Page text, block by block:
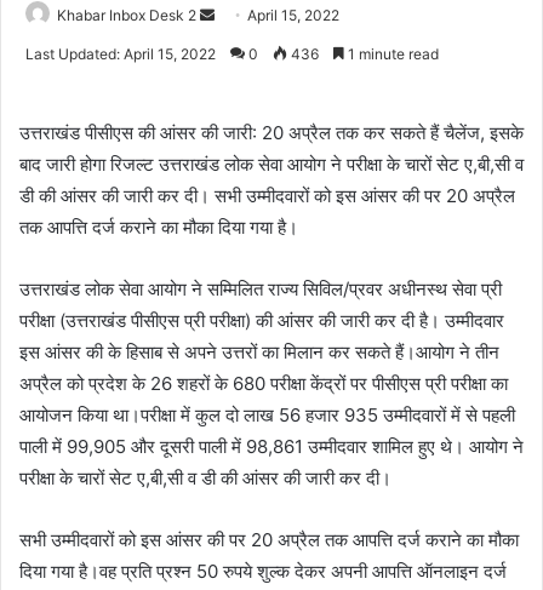
Khabar Inbox Desk 2
SendApril 15, 2022
Last Updated: April 15, 2022 0 436 1 minute read
उत्तराखंड पीसीएस की आंसर की जारी: 20 अप्रैल तक कर सकते हैं चैलेंज, इसके
बाद जारी होगा रिजल्ट उत्तराखंड लोक सेवा आयोग ने परीक्षा के चारों सेट ए,बी,सी व
डी की आंसर की जारी कर दी। सभी उम्मीदवारों को इस आंसर की पर 20 अप्रैल
तक आपत्ति दर्ज कराने का मौका दिया गया है।
उत्तराखंड लोक सेवा आयोग ने सम्मिलित राज्य सिविल/प्रवर अधीनस्थ सेवा प्री
परीक्षा (उत्तराखंड पीसीएस प्री परीक्षा) की आंसर की जारी कर दी है। उम्मीदवार
इस आंसर की के हिसाब से अपने उत्तरों का मिलान कर सकते हैं।आयोग ने तीन
अप्रैल को प्रदेश के 26 शहरों के 680 परीक्षा केंद्रों पर पीसीएस प्री परीक्षा का
आयोजन किया था।परीक्षा में कुल दो लाख 56 हजार 935 उम्मीदवारों में से पहली
पाली में 99,905 और दूसरी पाली में 98,861 उम्मीदवार शामिल हुए थे। आयोग ने
परीक्षा के चारों सेट ए,बी,सी व डी की आंसर की जारी कर दी।
सभी उम्मीदवारों को इस आंसर की पर 20 अप्रैल तक आपत्ति दर्ज कराने का मौका
दिया गया है।वह प्रति प्रश्न 50 रुपये शुल्क देकर अपनी आपत्ति ऑनलाइन दर्ज